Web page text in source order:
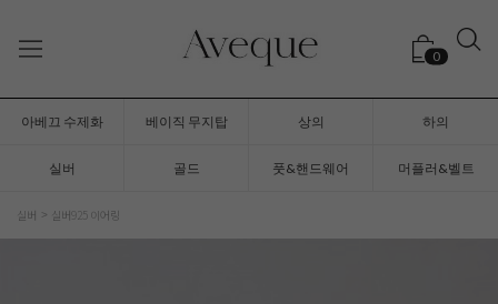
0
아베끄 수제화 베이직 무지탑 상의 하의
실버 골드 풋&핸드웨어 머플러&벨트
실버 실버925 이어링